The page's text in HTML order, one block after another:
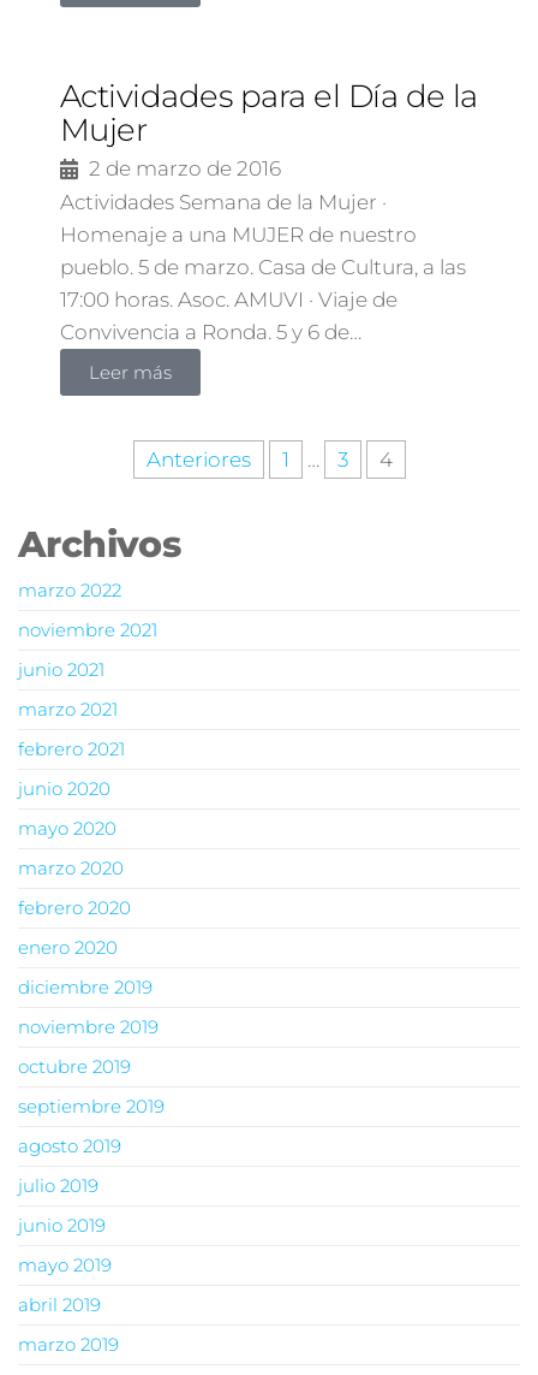
Actividades para el Día de la
Mujer
2 de marzo de 2016
Actividades Semana de la Mujer ·
Homenaje a una MUJER de nuestro
pueblo. 5 de marzo. Casa de Cultura, a las
17:00 horas. Asoc. AMUVI · Viaje de
Convivencia a Ronda. 5 y 6 de…
Leer más
Anteriores 1 … 3 4
Archivos
marzo 2022
noviembre 2021
junio 2021
marzo 2021
febrero 2021
junio 2020
mayo 2020
marzo 2020
febrero 2020
enero 2020
diciembre 2019
noviembre 2019
octubre 2019
septiembre 2019
agosto 2019
julio 2019
junio 2019
mayo 2019
abril 2019
marzo 2019